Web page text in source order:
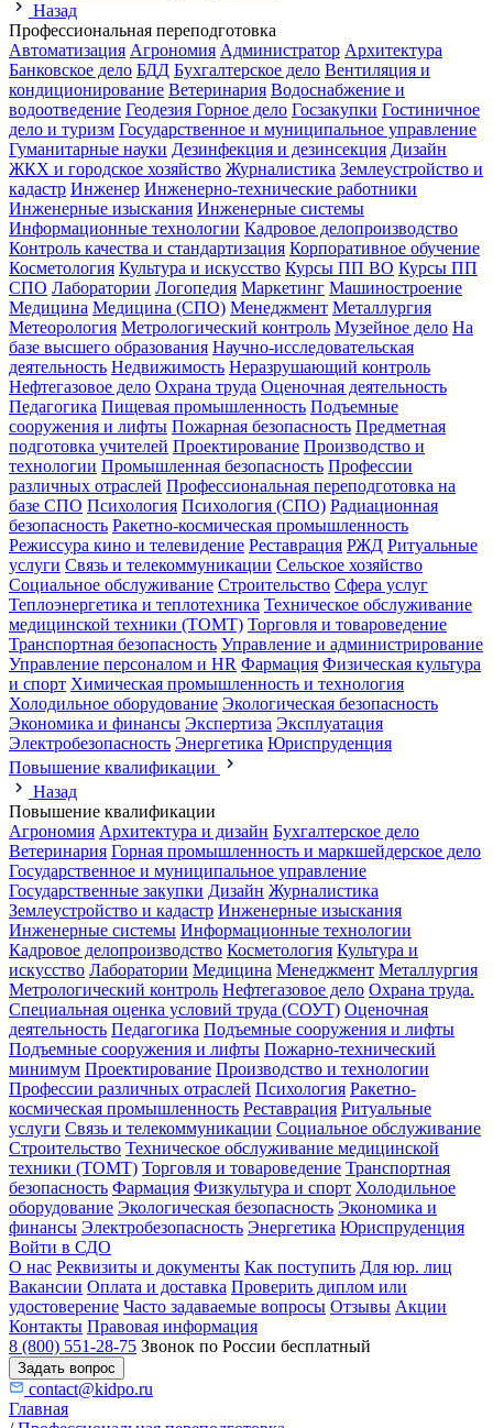
Назад
Профессиональная переподготовка
Автоматизация Агрономия Администратор Архитектура
Банковское дело БДД Бухгалтерское дело Вентиляция и
кондиционирование Ветеринария Водоснабжение и
водоотведение Геодезия Горное дело Госзакупки Гостиничное
дело и туризм Государственное и муниципальное управление
Гуманитарные науки Дезинфекция и дезинсекция Дизайн
ЖКХ и городское хозяйство Журналистика Землеустройство и
кадастр Инженер Инженерно-технические работники
Инженерные изыскания Инженерные системы
Информационные технологии Кадровое делопроизводство
Контроль качества и стандартизация Корпоративное обучение
Косметология Культура и искусство Курсы ПП ВО Курсы ПП
СПО Лаборатории Логопедия Маркетинг Машиностроение
Медицина Медицина (СПО) Менеджмент Металлургия
Метеорология Метрологический контроль Музейное дело На
базе высшего образования Научно-исследовательская
деятельность Недвижимость Неразрушающий контроль
Нефтегазовое дело Охрана труда Оценочная деятельность
Педагогика Пищевая промышленность Подъемные
сооружения и лифты Пожарная безопасность Предметная
подготовка учителей Проектирование Производство и
технологии Промышленная безопасность Профессии
различных отраслей Профессиональная переподготовка на
базе СПО Психология Психология (СПО) Радиационная
безопасность Ракетно-космическая промышленность
Режиссура кино и телевидение Реставрация РЖД Ритуальные
услуги Связь и телекоммуникации Сельское хозяйство
Социальное обслуживание Строительство Сфера услуг
Теплоэнергетика и теплотехника Техническое обслуживание
медицинской техники (ТОМТ) Торговля и товароведение
Транспортная безопасность Управление и администрирование
Управление персоналом и HR Фармация Физическая культура
и спорт Химическая промышленность и технология
Холодильное оборудование Экологическая безопасность
Экономика и финансы Экспертиза Эксплуатация
Электробезопасность Энергетика Юриспруденция
Повышение квалификации
Назад
Повышение квалификации
Агрономия Архитектура и дизайн Бухгалтерское дело
Ветеринария Горная промышленность и маркшейдерское дело
Государственное и муниципальное управление
Государственные закупки Дизайн Журналистика
Землеустройство и кадастр Инженерные изыскания
Инженерные системы Информационные технологии
Кадровое делопроизводство Косметология Культура и
искусство Лаборатории Медицина Менеджмент Металлургия
Метрологический контроль Нефтегазовое дело Охрана труда.
Специальная оценка условий труда (СОУТ) Оценочная
деятельность Педагогика Подъемные сооружения и лифты
Подъемные сооружения и лифты Пожарно-технический
минимум Проектирование Производство и технологии
Профессии различных отраслей Психология Ракетно-
космическая промышленность Реставрация Ритуальные
услуги Связь и телекоммуникации Социальное обслуживание
Строительство Техническое обслуживание медицинской
техники (ТОМТ) Торговля и товароведение Транспортная
безопасность Фармация Физкультура и спорт Холодильное
оборудование Экологическая безопасность Экономика и
финансы Электробезопасность Энергетика Юриспруденция
Войти в СДО
О нас Реквизиты и документы Как поступить Для юр. лиц
Вакансии Оплата и доставка Проверить диплом или
удостоверение Часто задаваемые вопросы Отзывы Акции
Контакты Правовая информация
8 (800) 551-28-75 Звонок по России бесплатный
Задать вопрос
contact@kidpo.ru
Главная